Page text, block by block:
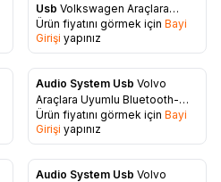
Favorilere Ekle
Usb Volkswagen Araçlara
Uyumlu 12Pin Orjinal Soketli
Aux Aparatı
Ürün fiyatını görmek için Bayi
Girişi yapınız
Favorilere Ekle
Audio System Usb Volvo
Araçlara Uyumlu Bluetooth-
Usb-Aux-SD Kart Aparatı
Ürün fiyatını görmek için Bayi
Girişi yapınız
Audio System Usb Volvo